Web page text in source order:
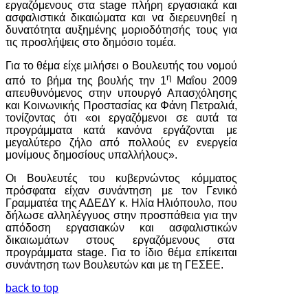
εργαζόμενους στα stage πλήρη εργασιακά και
ασφαλιστικά δικαιώματα και να διερευνηθεί η
δυνατότητα αυξημένης μοριοδότησής τους για
τις προσλήψεις στο δημόσιο τομέα.
Για το θέμα είχε μιλήσει ο Βουλευτής του νομού
από το βήμα της βουλής την 1η Μαΐου 2009
απευθυνόμενος στην υπουργό Απασχόλησης
και Κοινωνικής Προστασίας κα Φάνη Πετραλιά,
τονίζοντας ότι «οι εργαζόμενοι σε αυτά τα
προγράμματα κατά κανόνα εργάζονται με
μεγαλύτερο ζήλο από πολλούς εν ενεργεία
μονίμους δημοσίους υπαλλήλους».
Οι Βουλευτές του κυβερνώντος κόμματος
πρόσφατα είχαν συνάντηση με τον Γενικό
Γραμματέα της ΑΔΕΔΥ κ. Ηλία Ηλιόπουλο, που
δήλωσε αλληλέγγυος στην προσπάθεια για την
απόδοση εργασιακών και ασφαλιστικών
δικαιωμάτων στους εργαζόμενους στα
προγράμματα stage. Για το ίδιο θέμα επίκειται
συνάντηση των Βουλευτών και με τη ΓΕΣΕΕ.
back to top